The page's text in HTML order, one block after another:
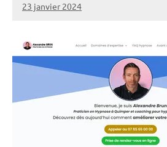
23 janvier 2024
annuairecoaching